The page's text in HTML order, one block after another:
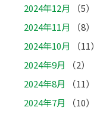
2024年12月
（5）
2024年11月
（8）
2024年10月
（11）
2024年9月
（2）
2024年8月
（11）
2024年7月
（10）